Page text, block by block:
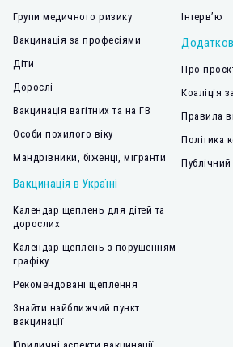
Групи медичного ризику
Вакцинація за професіями
Діти
Дорослі
Вакцинація вагітних та на ГВ
Особи похилого віку
Мандрівники, біженці, мігранти
Вакцинація в Україні
Календар щеплень для дітей та
дорослих
Календар щеплень з порушенням
графіку
Рекомендовані щеплення
Знайти найближчий пункт
вакцинації
Інтерв’ю
Про
Коаліція
Правила
Політика